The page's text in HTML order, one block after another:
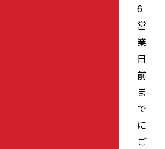
6
営
業
日
前
ま
で
に
ご